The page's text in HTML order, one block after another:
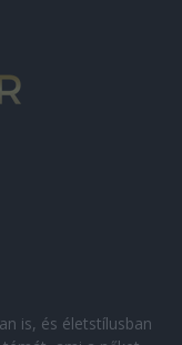
is, és életstílusban